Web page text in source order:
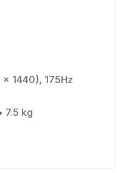
x 1440), 175Hz
7.5 kg